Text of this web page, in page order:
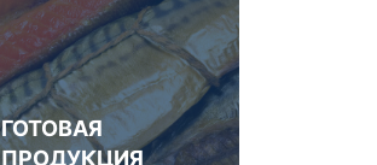
ГОТОВАЯ
ПРОДУКЦИЯ